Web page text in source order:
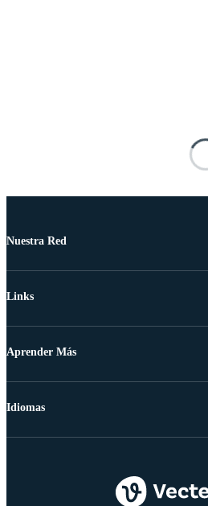
Nuestra Red
Links
Aprender Más
Idiomas